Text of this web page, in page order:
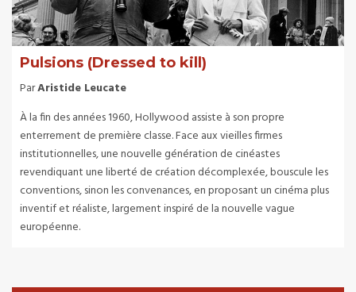
Pulsions (Dressed to kill)
ParAristide Leucate
À la fin des années 1960, Hollywood assiste à son propre
enterrement de première classe. Face aux vieilles firmes
institutionnelles, une nouvelle génération de cinéastes
revendiquant une liberté de création décomplexée, bouscule les
conventions, sinon les convenances, en proposant un cinéma plus
inventif et réaliste, largement inspiré de la nouvelle vague
européenne.